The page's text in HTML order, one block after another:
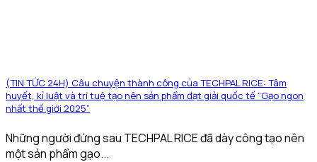
(TIN TỨC 24H) Câu chuyện thành công của TECHPAL RICE: Tâm
huyết, kỉ luật và trí tuệ tạo nên sản phẩm đạt giải quốc tế “Gạo ngon
nhất thế giới 2025”
Những người đứng sau TECHPAL RICE đã dày công tạo nên
một sản phẩm gạo...